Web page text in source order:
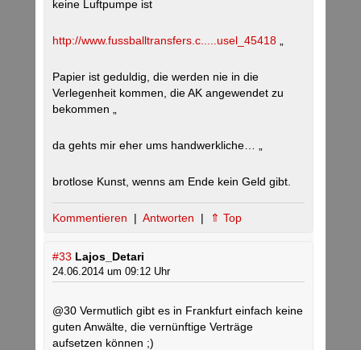
keine Luftpumpe ist
http://www.fussballtransfers.c.....usel_45418
Papier ist geduldig, die werden nie in die
Verlegenheit kommen, die AK angewendet zu
bekommen „
da gehts mir eher ums handwerkliche… „
brotlose Kunst, wenns am Ende kein Geld gibt.
Kommentieren | Antworten | ⇑ Top
#33 Lajos_Detari
24.06.2014 um 09:12 Uhr
@30 Vermutlich gibt es in Frankfurt einfach keine
guten Anwälte, die vernünftige Verträge
aufsetzen können ;)